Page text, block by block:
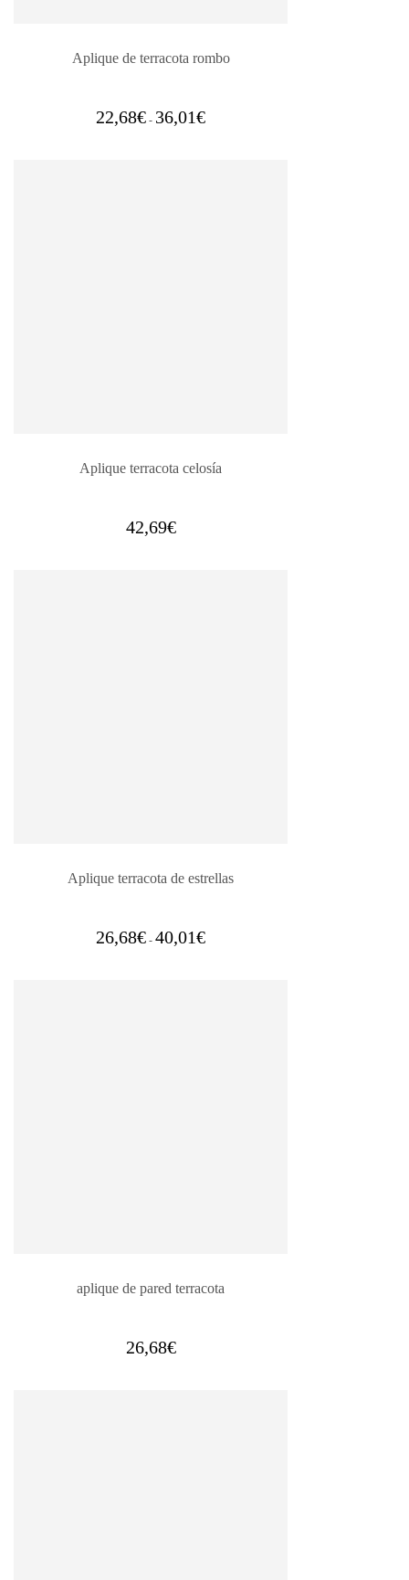
Aplique de terracota rombo
22,68€ - 36,01€Rango
de
Aplique terracota celosía
42,69€
Aplique terracota de estrellas
26,68€ - 40,01€Rango
de
aplique de pared terracota
26,68€